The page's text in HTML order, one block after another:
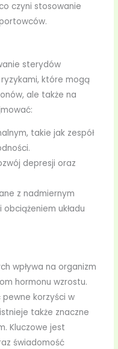
czyni stosowanie
sterydów
które mogą
ale także na
takie jak zespół
depresji oraz
z nadmiernym
układu
wpływa na organizm
hormonu wzrostu.
pewne korzyści w
także znaczne
Kluczowe jest
świadomość